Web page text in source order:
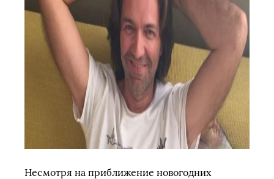
Несмотря на приближение новогодних